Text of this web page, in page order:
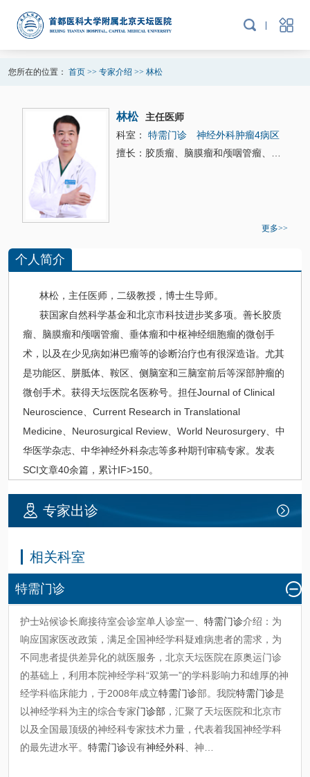
您所在的位置： 首页>> 专家介绍 >> 林松
林松
主任医师
科室： 特需门诊
神经外科肿瘤4病区
更多>>
个人简介
林松，主任医师，二级教授，博士生导师。
获国家自然科学基金和北京市科技进步奖多项。善长胶质
瘤、脑膜瘤和颅咽管瘤、垂体瘤和中枢神经细胞瘤的微创手
术，以及在少见病如淋巴瘤等的诊断治疗也有很深造诣。尤其
是功能区、胼胝体、鞍区、侧脑室和三脑室前后等深部肿瘤的
微创手术。获得天坛医院名医称号。担任Journal of Clinical
Neuroscience、Current Research in Translational
Medicine、Neurosurgical Review、World Neurosurgery、中
华医学杂志、中华神经外科杂志等多种期刊审稿专家。发表
SCI文章40余篇，累计IF>150。
专家出诊
相关科室
特需门诊
护士站候诊长廊接待室会诊室单人诊室一、 特需门诊介绍：为
响应国家医改政策，满足全国神经学科疑难病患者的需求，为
不同患者提供差异化的就医服务，北京天坛医院在原奥运门诊
的基础上，利用本院神经学科“双第一”的学科影响力和雄厚的神
经学科临床能力，于2008年成立特需门诊部。我院特需门诊是
以神经学科为主的综合专家门诊部 ，汇聚了天坛医院和北京市
以及全国最顶级的神经科专家技术力量，代表着我国神经学科
的最先进水平。 特需门诊设有神经外科、神…